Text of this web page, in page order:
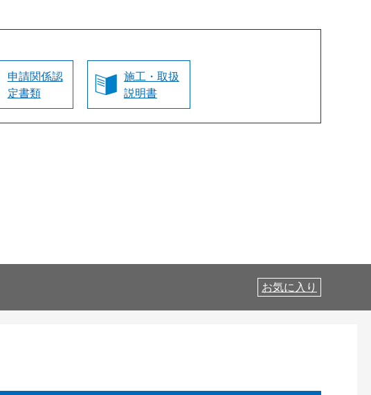
申請関係認
定書類
施工・取扱
説明書
お気に入り